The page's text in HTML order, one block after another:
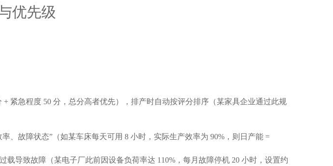
优先级
紧急程度 50 分，总分高者优先），排产时自动按评分排序（某家具企业通过此规
、故障状态”（如某车床每天可用 8 小时，实际生产效率为 90%，则日产能 =
导致故障（某电子厂此前因设备负荷率达 110%，每月故障停机 20 小时，设置约